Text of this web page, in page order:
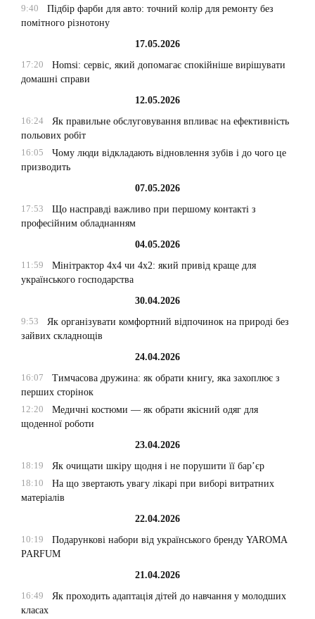
9:40
Підбір фарби для авто: точний колір для ремонту без
помітного різнотону
17.05.2026
17:20
Homsi: сервіс, який допомагає спокійніше вирішувати
домашні справи
12.05.2026
16:24
Як правильне обслуговування впливає на ефективність
польових робіт
16:05
Чому люди відкладають відновлення зубів і до чого це
призводить
07.05.2026
17:53
Що насправді важливо при першому контакті з
професійним обладнанням
04.05.2026
11:59
Мінітрактор 4х4 чи 4х2: який привід краще для
українського господарства
30.04.2026
9:53
Як організувати комфортний відпочинок на природі без
зайвих складнощів
24.04.2026
16:07
Тимчасова дружина: як обрати книгу, яка захоплює з
перших сторінок
12:20
Медичні костюми — як обрати якісний одяг для
щоденної роботи
23.04.2026
18:19
Як очищати шкіру щодня і не порушити її бар’єр
18:10
На що звертають увагу лікарі при виборі витратних
матеріалів
22.04.2026
10:19
Подарункові набори від українського бренду YAROMA
PARFUM
21.04.2026
16:49
Як проходить адаптація дітей до навчання у молодших
класах